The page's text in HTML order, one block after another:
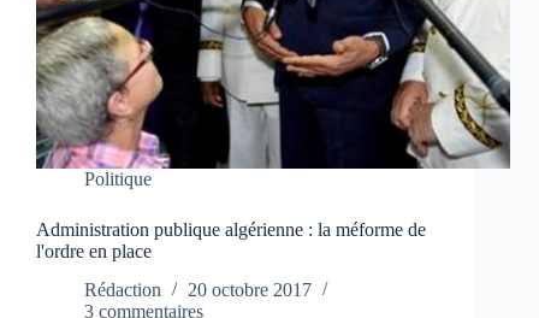
Politique
Administration publique algérienne : la méforme de
l'ordre en place
Rédaction
20 octobre 2017
3 commentaires